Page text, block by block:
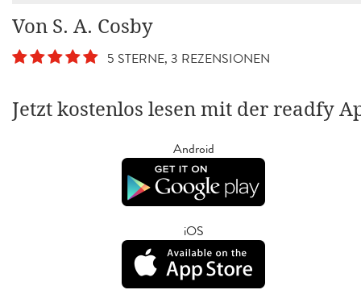
Von S. A. Cosby
5 STERNE, 3 REZENSIONEN
Jetzt kostenlos lesen mit der readfy
Android
iOS